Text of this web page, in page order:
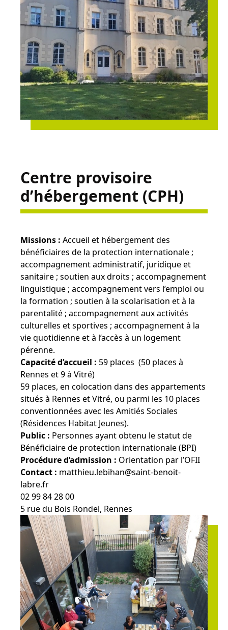
Centre provisoire
d’hébergement (CPH)
Missions : Accueil et hébergement des
bénéficiaires de la protection internationale ;
accompagnement administratif, juridique et
sanitaire ; soutien aux droits ; accompagnement
linguistique ; accompagnement vers l’emploi ou
la formation ; soutien à la scolarisation et à la
parentalité ; accompagnement aux activités
culturelles et sportives ; accompagnement à la
vie quotidienne et à l’accès à un logement
pérenne.
Capacité d’accueil : 59 places (50 places à
Rennes et 9 à Vitré)
59 places, en colocation dans des appartements
situés à Rennes et Vitré, ou parmi les 10 places
conventionnées avec les Amitiés Sociales
(Résidences Habitat Jeunes).
Public : Personnes ayant obtenu le statut de
Bénéficiaire de protection internationale (BPI)
Procédure d’admission : Orientation par l’OFII
Contact : matthieu.lebihan@saint-benoit-
labre.fr
02 99 84 28 00
5 rue du Bois Rondel, Rennes